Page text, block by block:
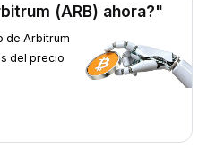
(ARB) ahora?"
de Arbitrum
del precio